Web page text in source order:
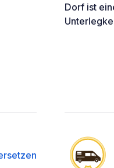
Dorf ist